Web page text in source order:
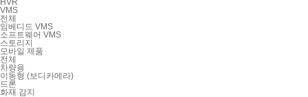
VMS
전체
임베디드 VMS
소프트웨어 VMS
스토리지
모바일 제품
전체
차량용
이동형 (보디카메라)
드론
화재 감지